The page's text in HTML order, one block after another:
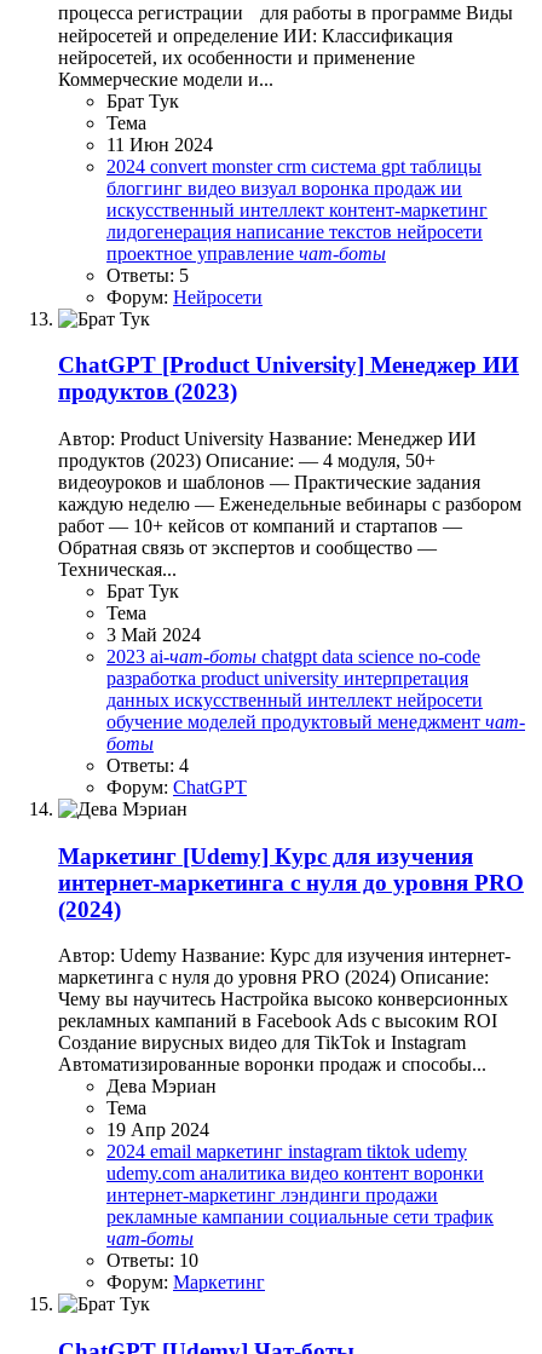
процесса регистрации для работы в программе Виды
нейросетей и определение ИИ: Классификация
нейросетей, их особенности и применение
Коммерческие модели и...
Брат Тук
Тема
11 Июн 2024
2024 convert monstercrm система gpt таблицы
блоггинг видео визуал воронка продаж ии
искусственный интеллект контент-маркетинг
лидогенерация написание текстов нейросети
проектное управление чат-боты
Ответы: 5
Форум: Нейросети
ChatGPT [Product University] Менеджер ИИ
продуктов (2023)
Автор: Product University Название: Менеджер ИИ
продуктов (2023) Описание: — 4 модуля, 50+
видеоуроков и шаблонов — Практические задания
каждую неделю — Еженедельные вебинары с разбором
работ — 10+ кейсов от компаний и стартапов —
Обратная связь от экспертов и сообщество —
Техническая...
Брат Тук
Тема
3 Май 2024
2023 ai-чат-боты chatgpt data science no-code
разработка product university интерпретация
данных искусственный интеллект нейросети
обучение моделей продуктовый менеджмент чат-
боты
Ответы: 4
Форум: ChatGPT
Маркетинг [Udemy] Курс для изучения
интернет-маркетинга с нуля до уровня PRO
(2024)
Автор: Udemy Название: Курс для изучения интернет-
маркетинга с нуля до уровня PRO (2024) Описание:
Чему вы научитесь Настройка высоко конверсионных
рекламных кампаний в Facebook Ads c высоким ROI
Создание вирусных видео для TikTok и Instagram
Автоматизированные воронки продаж и способы...
Дева Мэриан
Тема
19 Апр 2024
2024 email маркетинг instagram tiktok udemy
udemy.com аналитика видео контент воронки
интернет-маркетинг лэндинги продажи
рекламные кампании социальные сети трафик
чат-боты
Ответы: 10
Форум: Маркетинг